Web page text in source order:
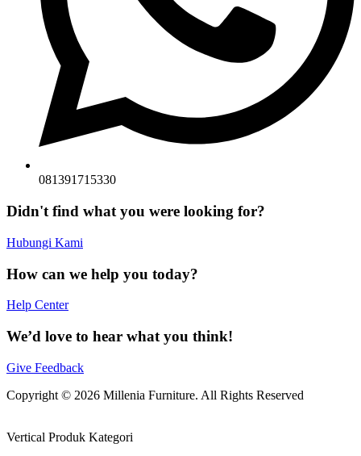
081391715330
Didn't find what you were looking for?
Hubungi Kami
How can we help you today?
Help Center
We’d love to hear what you think!
Give Feedback
Copyright © 2026 Millenia Furniture. All Rights Reserved
Vertical Produk Kategori